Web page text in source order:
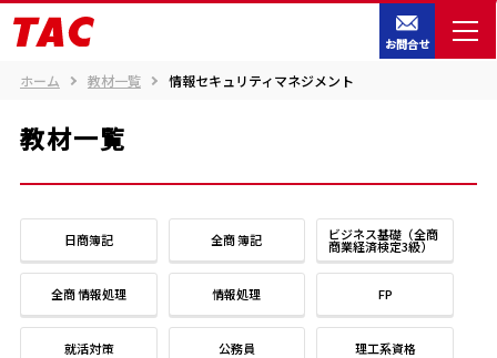
お問合せ
ホーム 教材一覧 情報セキュリティマネジメント
教材一覧
日商簿記 全商 簿記 ビジネス基礎（全商
商業経済検定3級）
全商 情報処理 情報処理 FP
就活対策 公務員 理工系資格